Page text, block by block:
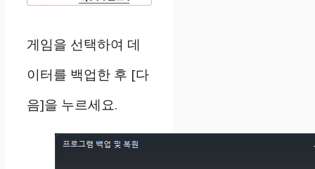
게임을 선택하여 데
이터를 백업한 후 [다
음]을 누르세요.